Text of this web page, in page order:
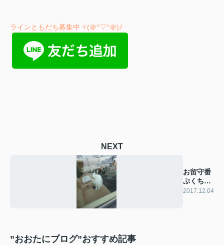
ラインともだち募集中ヾ(＠°▽°＠)ﾉ
NEXT
お留守番
ぷくちゃ
ん
2017.12.04
”おおたにブログ”おすすめ記事